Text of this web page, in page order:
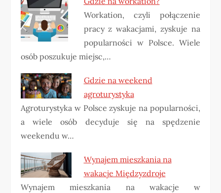
Workation, czyli połączenie
pracy z wakacjami, zyskuje na
popularności w Polsce. Wiele
osób poszukuje miejsc,…
Gdzie na weekend
agroturystyka
Agroturystyka w Polsce zyskuje na popularności,
a wiele osób decyduje się na spędzenie
weekendu w…
Wynajem mieszkania na
wakacje Międzyzdroje
Wynajem mieszkania na wakacje w